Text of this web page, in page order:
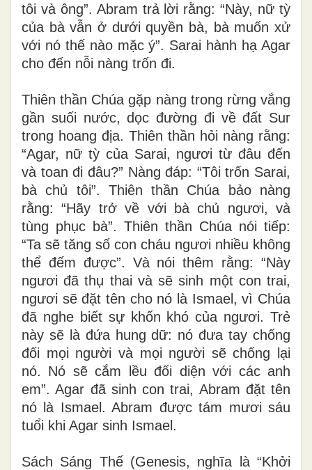
tôi và ông”. Abram trả lời rằng: “Này, nữ tỳ
của bà vẫn ở dưới quyền bà, bà muốn xử
với nó thế nào mặc ý”. Sarai hành hạ Agar
cho đến nỗi nàng trốn đi.
Thiên thần Chúa gặp nàng trong rừng vắng
gần suối nước, dọc đường đi về đất Sur
trong hoang địa. Thiên thần hỏi nàng rằng:
“Agar, nữ tỳ của Sarai, ngươi từ đâu đến
và toan đi đâu?” Nàng đáp: “Tôi trốn Sarai,
bà chủ tôi”. Thiên thần Chúa bảo nàng
rằng: “Hãy trở về với bà chủ ngươi, và
tùng phục bà”. Thiên thần Chúa nói tiếp:
“Ta sẽ tăng số con cháu ngươi nhiều không
thể đếm được”. Và nói thêm rằng: “Này
ngươi đã thụ thai và sẽ sinh một con trai,
ngươi sẽ đặt tên cho nó là Ismael, vì Chúa
đã nghe biết sự khốn khó của ngươi. Trẻ
này sẽ là đứa hung dữ: nó đưa tay chống
đối mọi người và mọi người sẽ chống lại
nó. Nó sẽ cắm lều đối diện với các anh
em”. Agar đã sinh con trai, Abram đặt tên
nó là Ismael. Abram được tám mươi sáu
tuổi khi Agar sinh Ismael.
Sách Sáng Thế (Genesis, nghĩa là “Khởi